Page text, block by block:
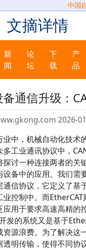
中国
文摘详情
新
闻
论
坛
下
载
产
品
通信升级：
2026-
中，机械自动化技
工业通讯协议中，
探讨一种连接两者的
备中的应用。我们
通信协议，它定义了
控制中。而
用于要求高速高精的
发的系统又是基于
资源浪费。为了解决
明传输，使得不同协